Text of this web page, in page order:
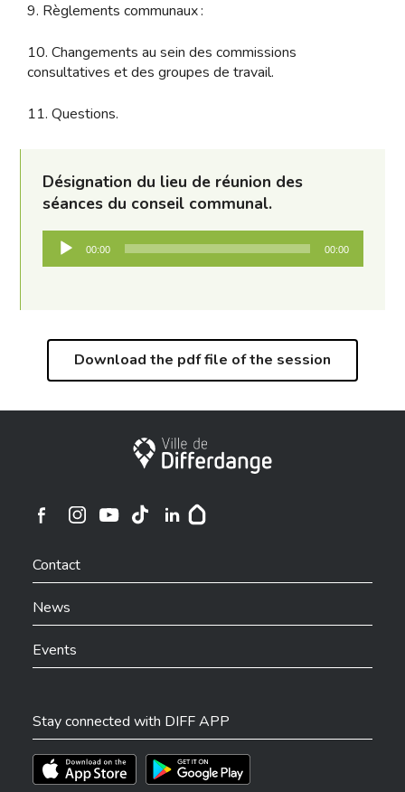
9. Règlements communaux :
10. Changements au sein des commissions
consultatives et des groupes de travail.
11. Questions.
Désignation du lieu de réunion des
séances du conseil communal.
Audio
Player
00:00 00:00
Download the pdf file of the session
City of Differdange
Ville de Differdange sur Instagram
Contact
News
Events
Stay connected with DIFF APP
Téléchargez l'app sur l'App StoreTéléchargez l'app sur Play Store